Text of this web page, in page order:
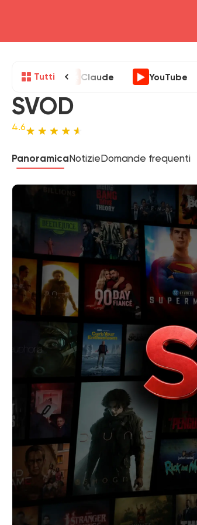
Tutti Claude YouTube
SVOD
4.6
PanoramicaNotizieDomande frequenti